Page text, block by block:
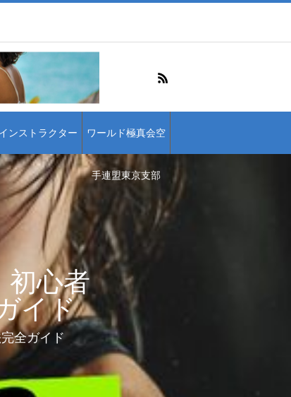
インストラクター ワールド極真会空
手連盟東京支部
初心者
イド
全ガイド